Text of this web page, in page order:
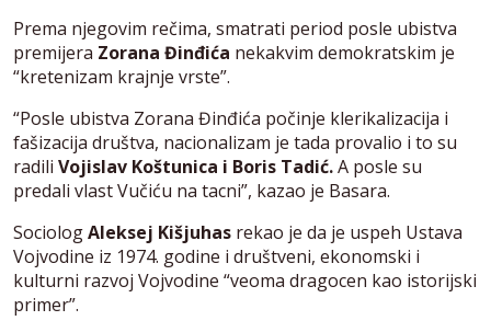
Prema njegovim rečima, smatrati period posle ubistva
premijera Zorana Đinđića nekakvim demokratskim je
“kretenizam krajnje vrste”.
“Posle ubistva Zorana Đinđića počinje klerikalizacija i
fašizacija društva, nacionalizam je tada provalio i to su
radili Vojislav Koštunica i Boris Tadić.A posle su
predali vlast Vučiću na tacni”, kazao je Basara.
SociologAleksej Kišjuhas rekao je da je uspeh Ustava
Vojvodine iz 1974. godine i društveni, ekonomski i
kulturni razvoj Vojvodine “veoma dragocen kao istorijski
primer”.